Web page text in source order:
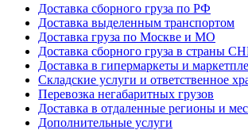
Доставка сборного груза по РФ
Доставка выделенным транспортом
Доставка груза по Москве и МО
Доставка сборного груза в страны
Доставка в гипермаркеты и
Складские услуги и ответственное
Перевозка негабаритных грузов
Доставка в отдаленные регионы и
Дополнительные услуги